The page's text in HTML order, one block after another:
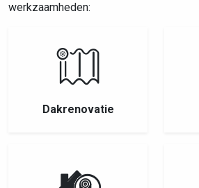
werkzaamheden:
Dakrenovatie